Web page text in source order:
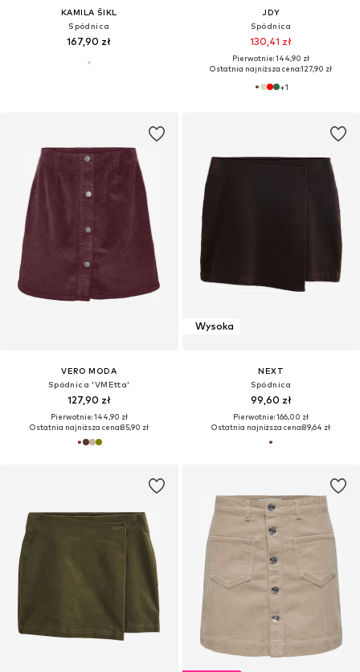
KAMILA ŠIKL
Spódnica
167,90 zł
JDY
Spódnica
130,41 zł
Pierwotnie: 144,90 zł
Ostatnia najniższa cena:127,90 zł
+1
VERO MODA
Spódnica 'VMEtta'
127,90 zł
Pierwotnie: 144,90 zł
Ostatnia najniższa cena:85,90 zł
Wysoka
NEXT
Spódnica
99,60 zł
Pierwotnie: 166,00 zł
Ostatnia najniższa cena:89,64 zł